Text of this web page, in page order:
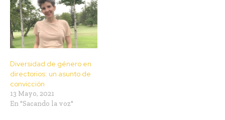
Diversidad de género en
directorios: un asunto de
convicción
13 Mayo, 2021
En "Sacando la voz"